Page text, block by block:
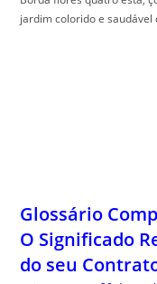
jardim colorido e
Glossário
O Significado
do seu